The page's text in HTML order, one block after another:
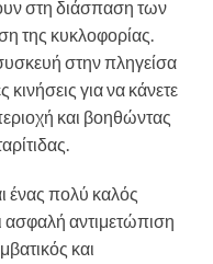
στη διάσπαση των
της κυκλοφορίας.
στην πληγείσα
κινήσεις για να κάνετε
και βοηθώντας
ένας πολύ καλός
ασφαλή αντιμετώπιση
και